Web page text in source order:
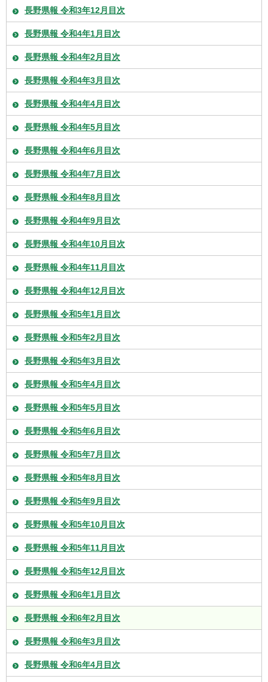
長野県報 令和3年12月目次
長野県報 令和4年1月目次
長野県報 令和4年2月目次
長野県報 令和4年3月目次
長野県報 令和4年4月目次
長野県報 令和4年5月目次
長野県報 令和4年6月目次
長野県報 令和4年7月目次
長野県報 令和4年8月目次
長野県報 令和4年9月目次
長野県報 令和4年10月目次
長野県報 令和4年11月目次
長野県報 令和4年12月目次
長野県報 令和5年1月目次
長野県報 令和5年2月目次
長野県報 令和5年3月目次
長野県報 令和5年4月目次
長野県報 令和5年5月目次
長野県報 令和5年6月目次
長野県報 令和5年7月目次
長野県報 令和5年8月目次
長野県報 令和5年9月目次
長野県報 令和5年10月目次
長野県報 令和5年11月目次
長野県報 令和5年12月目次
長野県報 令和6年1月目次
長野県報 令和6年2月目次
長野県報 令和6年3月目次
長野県報 令和6年4月目次